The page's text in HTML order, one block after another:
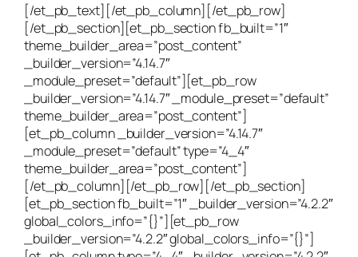
[/et_pb_text][/et_pb_column][/et_pb_row]
[/et_pb_section][et_pb_section fb_built=”1″
theme_builder_area=”post_content”
_builder_version=”4.14.7″
_module_preset=”default”][et_pb_row
_builder_version=”4.14.7″ _module_preset=”default”
theme_builder_area=”post_content”]
[et_pb_column _builder_version=”4.14.7″
_module_preset=”default” type=”4_4″
theme_builder_area=”post_content”]
[/et_pb_column][/et_pb_row][/et_pb_section]
[et_pb_section fb_built=”1″ _builder_version=”4.2.2″
global_colors_info=”{}”][et_pb_row
_builder_version=”4.2.2″ global_colors_info=”{}”]